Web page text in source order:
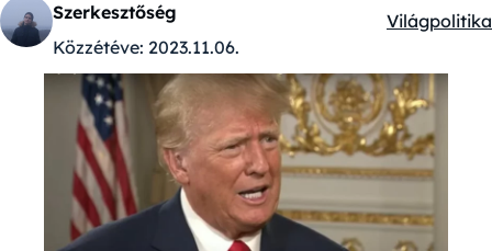
Szerkesztőség
Közzétéve: 2023.11.06.
Kategóriák:
Világpolitika